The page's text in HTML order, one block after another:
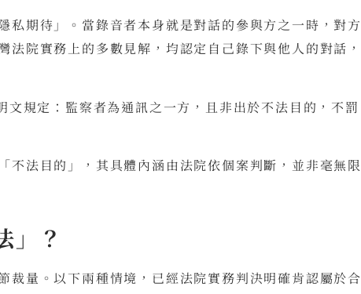
私期待」。當錄音者本身就是對話的參與方之一時，
法院實務上的多數見解，均認定自己錄下與他人的對話
規定：監察者為通訊之一方，且非出於不法目的，不
法目的」，其具體內涵由法院依個案判斷，並非毫無限
」？
裁量。以下兩種情境，已經法院實務判決明確肯認屬於